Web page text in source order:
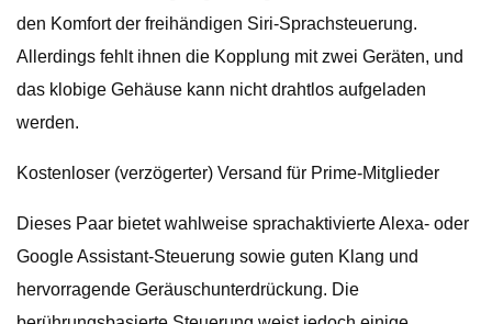
den Komfort der freihändigen Siri-Sprachsteuerung.
Allerdings fehlt ihnen die Kopplung mit zwei Geräten, und
das klobige Gehäuse kann nicht drahtlos aufgeladen
werden.
Kostenloser (verzögerter) Versand für Prime-Mitglieder
Dieses Paar bietet wahlweise sprachaktivierte Alexa- oder
Google Assistant-Steuerung sowie guten Klang und
hervorragende Geräuschunterdrückung. Die